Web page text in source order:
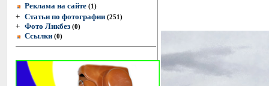
Реклама на сайте (1)
+ Статьи по фотографии (251)
+ Фото Ликбез (0)
Ссылки (0)